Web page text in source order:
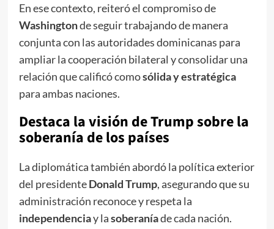
En ese contexto, reiteró el compromiso de
Washingtonde seguir trabajando de manera
conjunta con las autoridades dominicanas para
ampliar la cooperación bilateral y consolidar una
relación que calificó comosólida y estratégica
para ambas naciones.
Destaca la visión de Trump sobre la
soberanía de los países
La diplomática también abordó la política exterior
del presidenteDonald Trump, asegurando que su
administración reconoce y respeta la
independenciay lasoberaníade cada nación.